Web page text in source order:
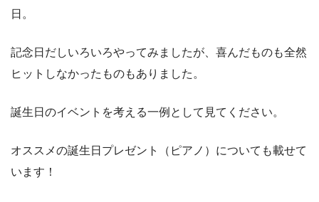
日。
記念日だしいろいろやってみましたが、喜んだものも全然
ヒットしなかったものもありました。
誕生日のイベントを考える一例として見てください。
オススメの誕生日プレゼント（ピアノ）についても載せて
います！